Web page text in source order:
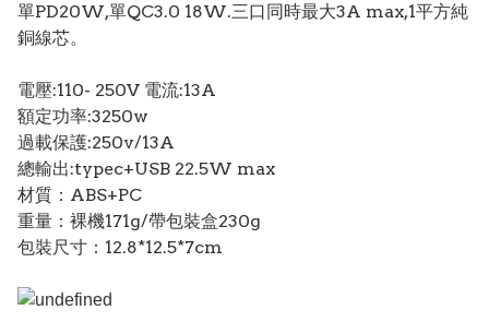
單PD20W,單QC3.0 18W.三口同時最大3A max,1平方純
銅線芯。
電壓:110- 250V 電流:13A
額定功率:3250w
過載保護:250v/13A
總輸出:typec+USB 22.5W max
材質：ABS+PC
重量：裸機171g/帶包裝盒230g
包裝尺寸：12.8*12.5*7cm